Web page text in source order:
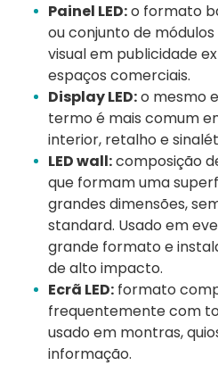
Painel LED:o formato
ou conjunto de
visual em publicidade
espaços comerciais.
Display LED:o mesmo
termo é mais comum
interior, retalho e
LED wall:composição
que formam uma
grandes dimensões,
standard. Usado em
grande formato e
de alto impacto.
Ecrã LED: formato
frequentemente com
usado em montras,
informação.